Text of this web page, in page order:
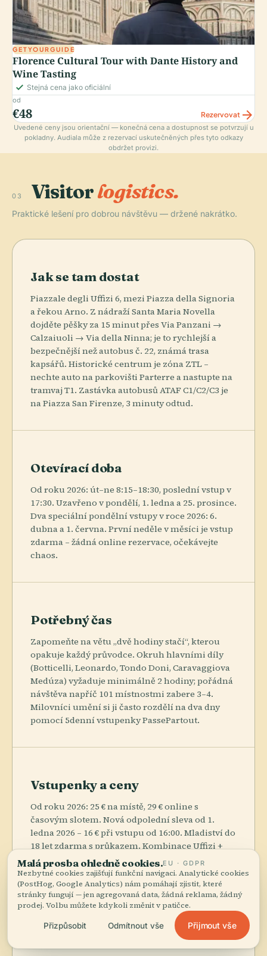
GETYOURGUIDE
Florence Cultural Tour with Dante History and
Wine Tasting
check_small Stejná cena jako oficiální
od
€48 Rezervovat arrow_forward
Uvedené ceny jsou orientační — konečná cena a dostupnost se potvrzují u
pokladny. Audiala může z rezervací uskutečněných přes tyto odkazy
obdržet provizi.
03 Visitorlogistics.
Praktické lešení pro dobrou návštěvu — držené nakrátko.
Jak se tam dostat
Piazzale degli Uffizi 6, mezi Piazza della Signoria
a řekou Arno. Z nádraží Santa Maria Novella
dojděte pěšky za 15 minut přes Via Panzani →
Calzaiuoli → Via della Ninna; je to rychlejší a
bezpečnější než autobus č. 22, známá trasa
kapsářů. Historické centrum je zóna ZTL –
nechte auto na parkovišti Parterre a nastupte na
tramvaj T1. Zastávka autobusů ATAF C1/C2/C3 je
na Piazza San Firenze, 3 minuty odtud.
Otevírací doba
Od roku 2026: út–ne 8:15–18:30, poslední vstup v
17:30. Uzavřeno v pondělí, 1. ledna a 25. prosince.
Dva speciální pondělní vstupy v roce 2026: 6.
dubna a 1. června. První neděle v měsíci je vstup
zdarma – žádná online rezervace, očekávejte
chaos.
Potřebný čas
Zapomeňte na větu „dvě hodiny stačí“, kterou
opakuje každý průvodce. Okruh hlavními díly
(Botticelli, Leonardo, Tondo Doni, Caravaggiova
Medúza) vyžaduje minimálně 2 hodiny; pořádná
návštěva napříč 101 místnostmi zabere 3–4.
Milovníci umění si ji často rozdělí na dva dny
pomocí 5denní vstupenky PassePartout.
Vstupenky a ceny
Od roku 2026: 25 € na místě, 29 € online s
časovým slotem. Nová odpolední sleva od 1.
ledna 2026 – 16 € při vstupu od 16:00. Mladiství do
18 let zdarma s průkazem. Kombinace Uffizi +
Vasariho chodba stojí 43/47 €; 5denní vstupenka
PassePartout (40 €) zahrnuje Uffizi, Pitti a Boboli –
lepší hodnota než samostatné vstupenky.
Malá prosba ohledně cookies.EU · GDPR
Nezbytné cookies zajišťují funkční navigaci. Analytické cookies
(PostHog, Google Analytics) nám pomáhají zjistit, které
stránky fungují — jen agregovaná data, žádná reklama, žádný
prodej. Volbu můžete kdykoli změnit v patičce.
Přizpůsobit Odmítnout vše Přijmout vše